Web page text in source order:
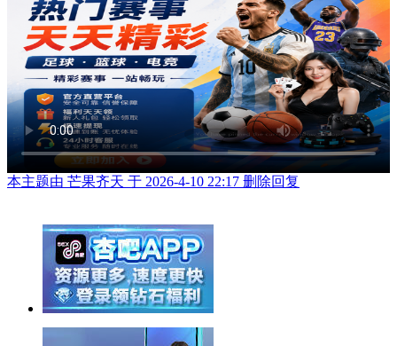
本主题由 芒果齐天 于 2026-4-10 22:17 删除回复